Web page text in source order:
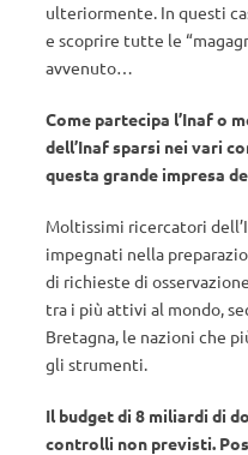
ulteriormente. In questi
e scoprire tutte le
avvenuto…
Come partecipa l’Inaf o
dell’Inaf sparsi nei vari
questa grande impresa
Moltissimi ricercatori
impegnati nella
di richieste di
tra i più attivi al mondo,
Bretagna, le nazioni che
gli strumenti.
Il budget di 8 miliardi di
controlli non previsti.